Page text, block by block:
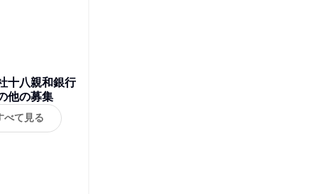
十八親和銀行
他の募集
べて見る